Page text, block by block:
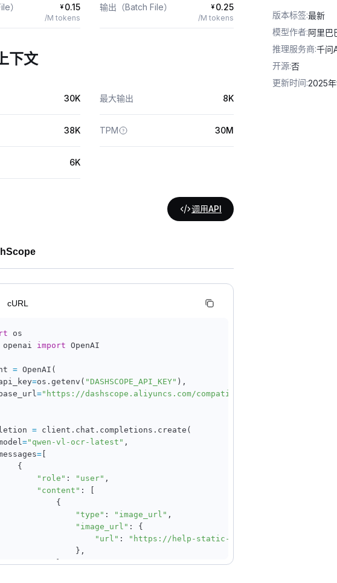
） ¥ 0.15
/M tokens
输出（Batch File） ¥ 0.25
/M tokens
下文
30K 最大输出 8K
38K TPM 30M
6K
调用API
cURL
openai import OpenAI
= OpenAI (
=os . getenv ( "DASHSCOPE_API_KEY" ) ,
="https://dashscope.aliyuncs.com/compatible-mode/v1"
= client . chat . completions . create (
="qwen-vl-ocr-latest" ,
=
{
"role" : "user" ,
"content" :
{
"type" : "image_url" ,
"image_url" :
{
"url" :
"https://help-static-aliyun-
} ,
},
版本标签:最新
模型作者:阿里巴
推理服务商:千问
开源:否
更新时间:2025